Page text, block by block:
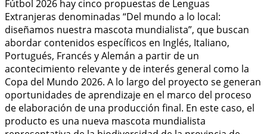
Fútbol 2026 hay cinco propuestas de Lenguas
Extranjeras denominadas “Del mundo a lo local:
diseñamos nuestra mascota mundialista”, que buscan
abordar contenidos específicos en Inglés, Italiano,
Portugués, Francés y Alemán a partir de un
acontecimiento relevante y de interés general como la
Copa del Mundo 2026. A lo largo del proyecto se generan
oportunidades de aprendizaje en el marco del proceso
de elaboración de una producción final. En este caso, el
producto es una nueva mascota mundialista